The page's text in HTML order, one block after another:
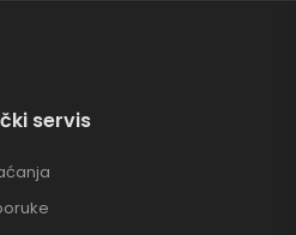
servis